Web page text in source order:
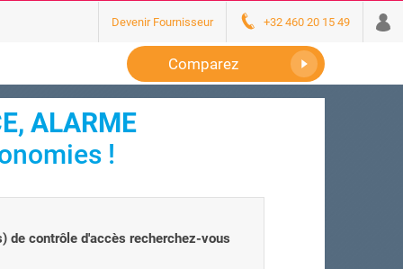
Devenir Fournisseur +32 460 20 15 49
Comparez
ALARME
!
de contrôle d'accès recherchez-vous